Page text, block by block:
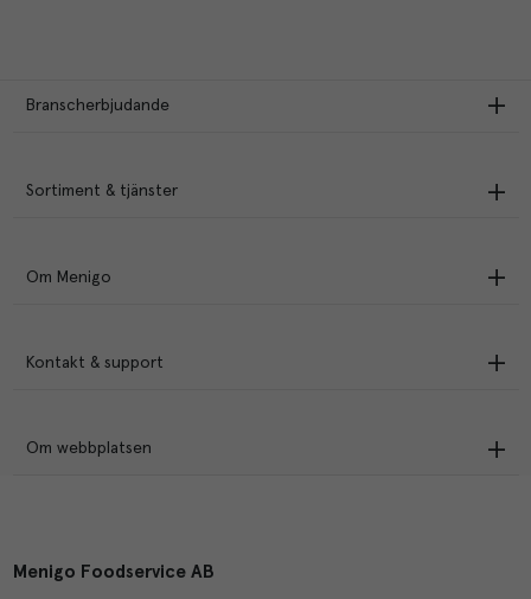
Branscherbjudande
Sortiment & tjänster
Om Menigo
Kontakt & support
Om webbplatsen
Menigo Foodservice AB